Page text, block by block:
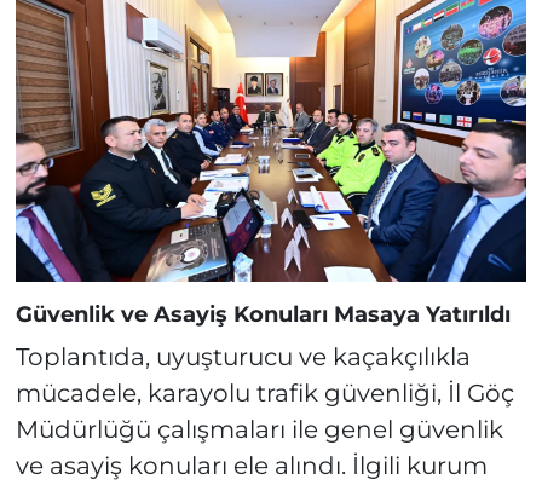
Güvenlik ve Asayiş Konuları Masaya Yatırıldı
Toplantıda, uyuşturucu ve kaçakçılıkla
mücadele, karayolu trafik güvenliği, İl Göç
Müdürlüğü çalışmaları ile genel güvenlik
ve asayiş konuları ele alındı. İlgili kurum